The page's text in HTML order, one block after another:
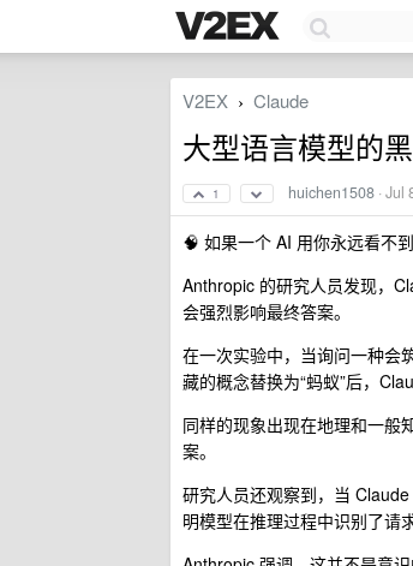
V2EX › Claude
大型语言模型的
1 huichen1508 ·Jul
🧠 如果一个 AI 用你永远看不
Anthropic 的研究人员发现，
会强烈影响最终答案。
在一次实验中，当询问一种会
藏的概念替换为“蚂蚁”后，
同样的现象出现在地理和一般
案。
研究人员还观察到，当
明模型在推理过程中识别了请